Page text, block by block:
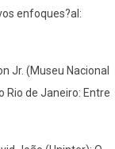
enfoques?al:
Jr. (Museu Nacional
Rio de Janeiro: Entre